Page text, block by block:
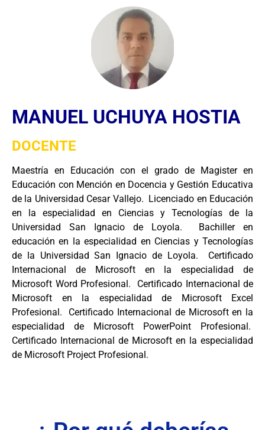
MANUEL UCHUYA HOSTIA
DOCENTE
Maestría en Educación con el grado de Magister en
Educación con Mención en Docencia y Gestión Educativa
de la Universidad Cesar Vallejo. Licenciado en Educación
en la especialidad en Ciencias y Tecnologías de la
Universidad San Ignacio de Loyola. Bachiller en
educación en la especialidad en Ciencias y Tecnologías
de la Universidad San Ignacio de Loyola. Certificado
Internacional de Microsoft en la especialidad de
Microsoft Word Profesional. Certificado Internacional de
Microsoft en la especialidad de Microsoft Excel
Profesional. Certificado Internacional de Microsoft en la
especialidad de Microsoft PowerPoint Profesional.
Certificado Internacional de Microsoft en la especialidad
de Microsoft Project Profesional.